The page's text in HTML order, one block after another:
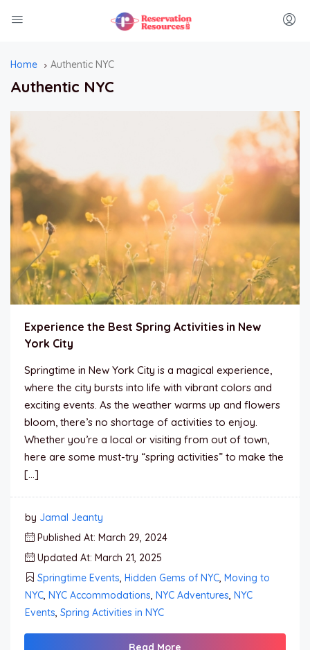
Home Authentic NYC
Authentic NYC
Experience the Best Spring Activities in New
York City
Springtime in New York City is a magical experience,
where the city bursts into life with vibrant colors and
exciting events. As the weather warms up and flowers
bloom, there’s no shortage of activities to enjoy.
Whether you’re a local or visiting from out of town,
here are some must-try “spring activities” to make the
[…]
by Jamal Jeanty
Published At: March 29, 2024
Updated At: March 21, 2025
Springtime Events, Hidden Gems of NYC, Moving to
NYC, NYC Accommodations, NYC Adventures, NYC
Events, Spring Activities in NYC
Read More